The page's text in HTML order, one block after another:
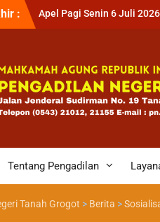
:
Apel Pagi Senin 6 Juli 2026
Tentang Pengadilan
Tanah Grogot > Berita >